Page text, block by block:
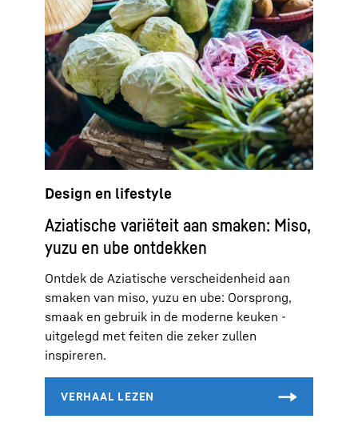
Design en lifestyle
Aziatische variëteit aan smaken: Miso,
yuzu en ube ontdekken
Ontdek de Aziatische verscheidenheid aan
smaken van miso, yuzu en ube: Oorsprong,
smaak en gebruik in de moderne keuken -
uitgelegd met feiten die zeker zullen
inspireren.